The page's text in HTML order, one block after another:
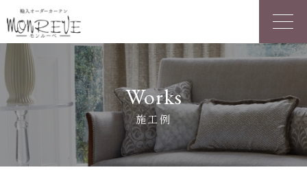
Works
施工例